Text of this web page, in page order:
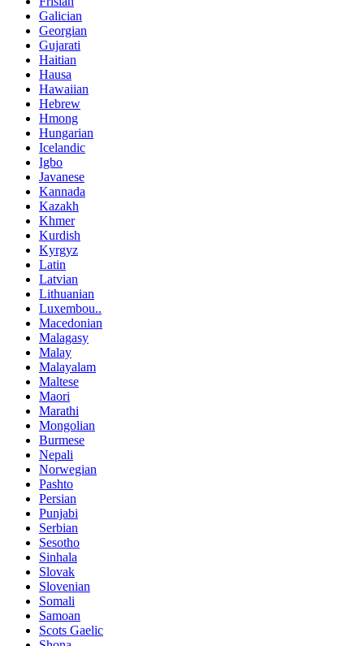
Galician
Georgian
Gujarati
Haitian
Hausa
Hawaiian
Hebrew
Hmong
Hungarian
Icelandic
Igbo
Javanese
Kannada
Kazakh
Khmer
Kurdish
Kyrgyz
Latin
Latvian
Lithuanian
Luxembou..
Macedonian
Malagasy
Malay
Malayalam
Maltese
Maori
Marathi
Mongolian
Burmese
Nepali
Norwegian
Pashto
Persian
Punjabi
Serbian
Sesotho
Sinhala
Slovak
Slovenian
Somali
Samoan
Scots Gaelic